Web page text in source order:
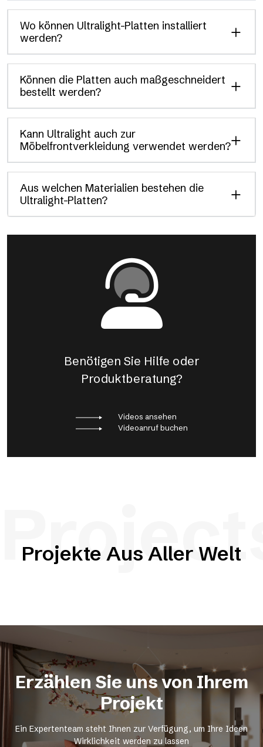
Wo können Ultralight-Platten installiert
werden?
Können die Platten auch maßgeschneidert
bestellt werden?
Kann Ultralight auch zur
Möbelfrontverkleidung verwendet werden?
Aus welchen Materialien bestehen die
Ultralight-Platten?
Benötigen Sie Hilfe oder
Produktberatung?
Videos ansehen
Videoanruf buchen
Projekte Aus Aller Welt
Erzählen Sie uns von Ihrem
Projekt
Ein Expertenteam steht Ihnen zur Verfügung, um Ihre Ideen
Wirklichkeit werden zu lassen